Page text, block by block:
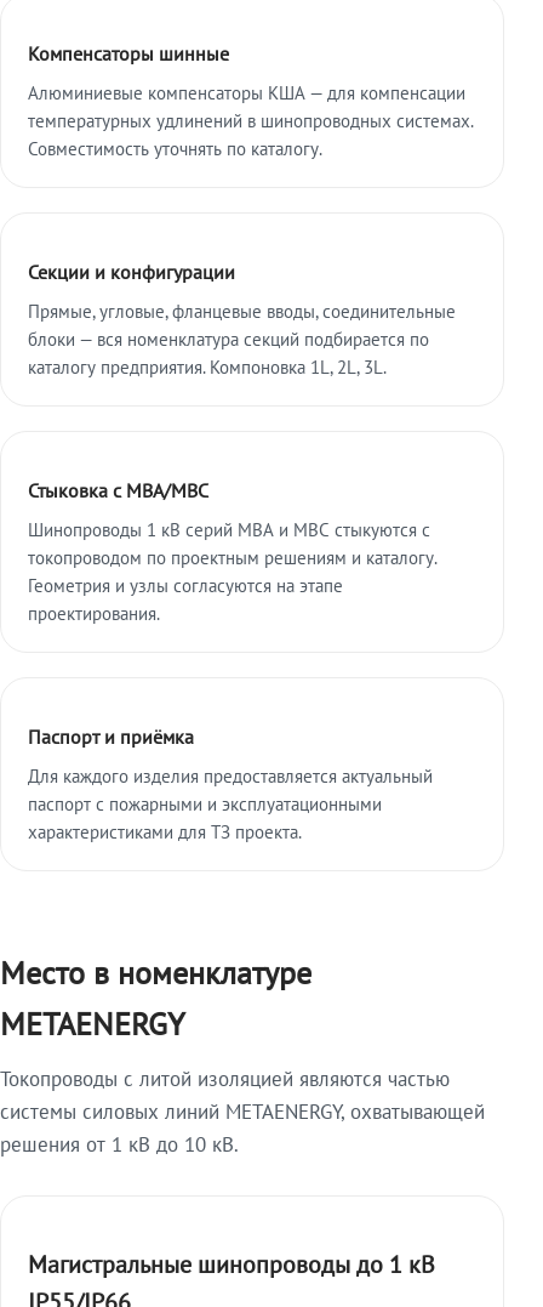
Компенсаторы шинные
Алюминиевые компенсаторы КША — для компенсации
температурных удлинений в шинопроводных системах.
Совместимость уточнять по каталогу.
Секции и конфигурации
Прямые, угловые, фланцевые вводы, соединительные
блоки — вся номенклатура секций подбирается по
каталогу предприятия. Компоновка 1L, 2L, 3L.
Стыковка с МВА/МВС
Шинопроводы 1 кВ серий МВА и МВС стыкуются с
токопроводом по проектным решениям и каталогу.
Геометрия и узлы согласуются на этапе
проектирования.
Паспорт и приёмка
Для каждого изделия предоставляется актуальный
паспорт с пожарными и эксплуатационными
характеристиками для ТЗ проекта.
Место в номенклатуре
METAENERGY
Токопроводы с литой изоляцией являются частью
системы силовых линий METAENERGY, охватывающей
решения от 1 кВ до 10 кВ.
Магистральные шинопроводы до 1 кВ